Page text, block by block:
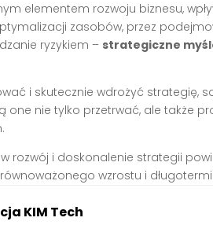
elementem rozwoju biznesu,
zasobów, przez
ryzykiem – strategiczne
i skutecznie wdrożyć strategię,
one nie tylko przetrwać, ale także
rozwój i doskonalenie strategii
wzrostu i
KIM Tech